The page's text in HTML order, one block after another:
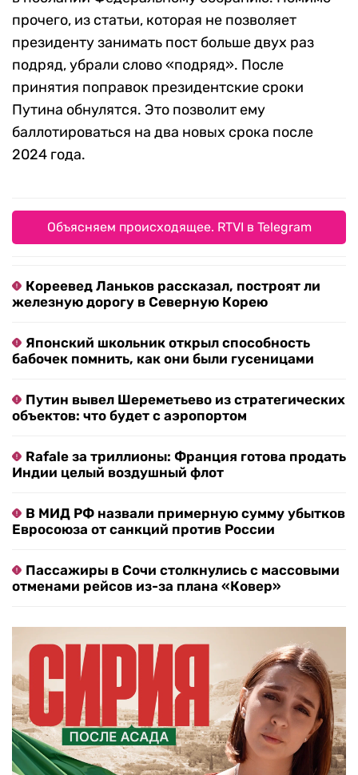
прочего, из статьи, которая не позволяет
президенту занимать пост больше двух раз
подряд, убрали слово «подряд». После
принятия поправок президентские сроки
Путина обнулятся. Это позволит ему
баллотироваться на два новых срока после
2024 года.
Объясняем происходящее. RTVI в Telegram
Кореевед Ланьков рассказал, построят ли
железную дорогу в Северную Корею
Японский школьник открыл способность
бабочек помнить, как они были гусеницами
Путин вывел Шереметьево из стратегических
объектов: что будет с аэропортом
Rafale за триллионы: Франция готова продать
Индии целый воздушный флот
В МИД РФ назвали примерную сумму убытков
Евросоюза от санкций против России
Пассажиры в Сочи столкнулись с массовыми
отменами рейсов из-за плана «Ковер»